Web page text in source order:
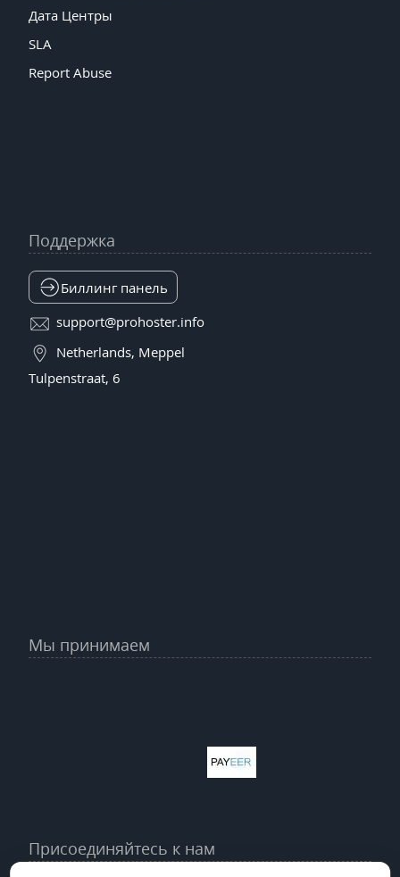
Дата Центры
SLA
Report Abuse
Поддержка
Биллинг панель
support@prohoster.info
Netherlands, Meppel
Tulpenstraat, 6
Мы принимаем
Присоединяйтесь к нам